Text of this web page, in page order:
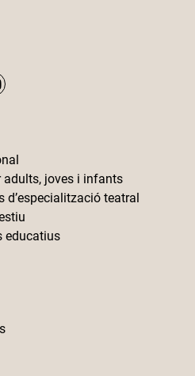
adults, joves i infants
teatral
educatius